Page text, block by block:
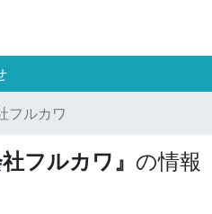
フルカワ
社フルカワ』 の情報